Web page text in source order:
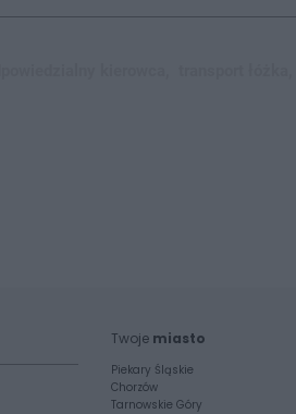
Twoje miasto
Piekary Śląskie
Chorzów
Tarnowskie Góry